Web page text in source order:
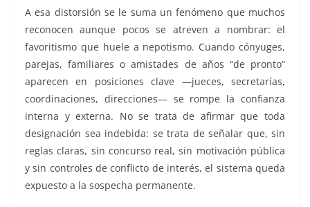
A esa distorsión se le suma un fenómeno que muchos
reconocen aunque pocos se atreven a nombrar: el
favoritismo que huele a nepotismo. Cuando cónyuges,
parejas, familiares o amistades de años “de pronto”
aparecen en posiciones clave —jueces, secretarías,
coordinaciones, direcciones— se rompe la confianza
interna y externa. No se trata de afirmar que toda
designación sea indebida: se trata de señalar que, sin
reglas claras, sin concurso real, sin motivación pública
y sin controles de conflicto de interés, el sistema queda
expuesto a la sospecha permanente.